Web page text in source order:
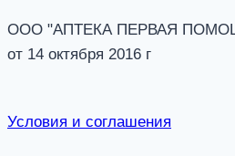
ООО "АПТЕКА ПЕРВАЯ
от 14 октября 2016 г
Условия и соглашения